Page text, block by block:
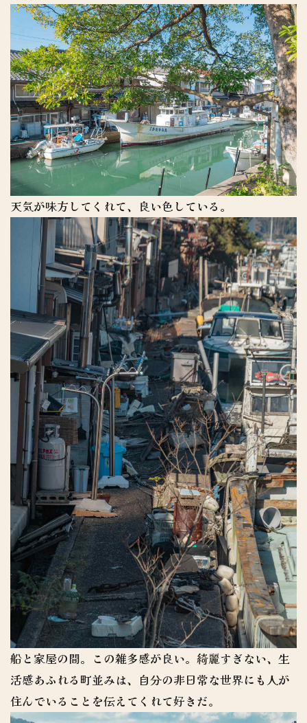
天気が味方してくれて、良い色している。
船と家屋の間。この雑多感が良い。綺麗すぎない、生
活感あふれる町並みは、自分の非日常な世界にも人が
住んでいることを伝えてくれて好きだ。